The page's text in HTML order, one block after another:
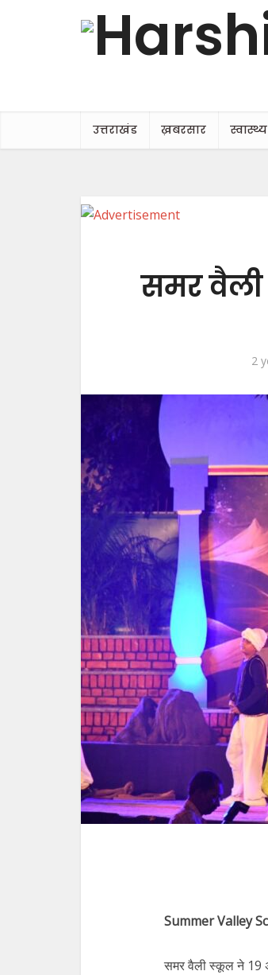
उत्तराखंड ख़बरसार स्वास्थ्य
समर
2
Summer Valley
समर वैली स्कूल ने 19